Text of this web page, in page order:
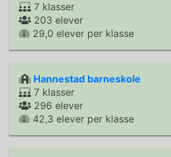
7 klasser
203 elever
29,0 elever per klasse
Hannestad barneskole
7 klasser
296 elever
42,3 elever per klasse